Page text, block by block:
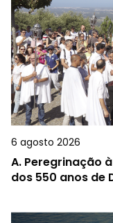
6 agosto 2026
A. Peregrinação
dos 550 anos de